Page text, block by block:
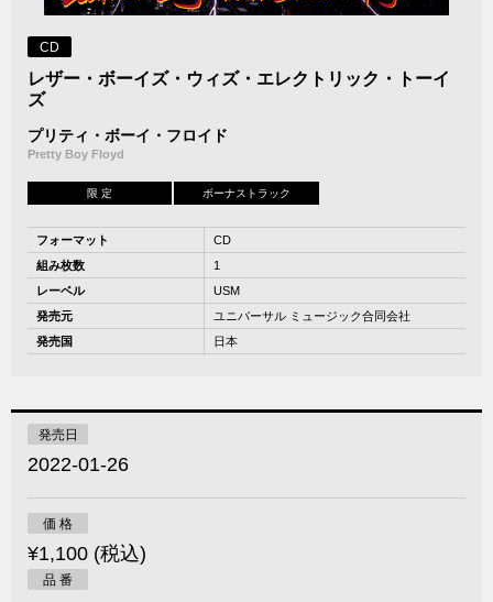
CD
レザー・ボーイズ・ウィズ・エレクトリック・トーイ
ズ
プリティ・ボーイ・フロイド
Pretty Boy Floyd
限 定 ボーナストラック
フォーマット
CD
組み枚数
1
レーベル
USM
発売元
ユニバーサル ミュージック合同会社
発売国
日本
発売日
2022-01-26
価 格
¥1,100 (税込)
品 番